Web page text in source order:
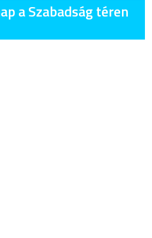
a Szabadság téren